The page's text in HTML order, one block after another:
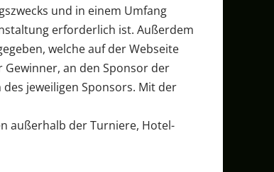
und in einem Umfang
erforderlich ist. Außerdem
welche auf der Webseite
an den Sponsor der
jeweiligen Sponsors. Mit der
außerhalb der Turniere, Hotel-